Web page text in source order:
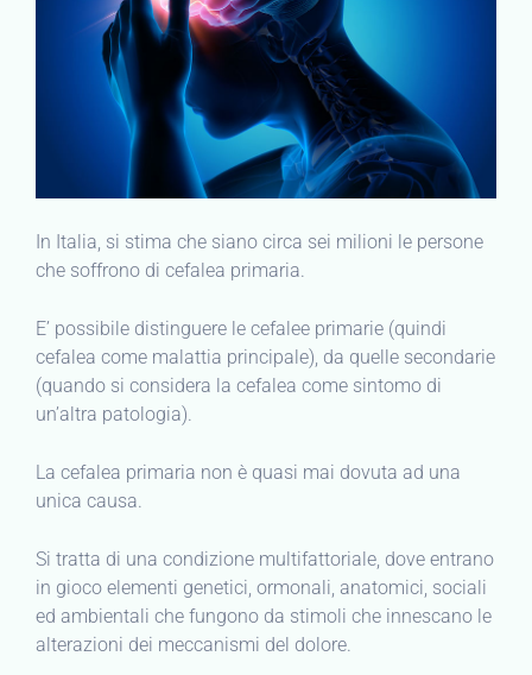
In Italia, si stima che siano circa sei milioni le persone
che soffrono di cefalea primaria.
E’ possibile distinguere le cefalee primarie (quindi
cefalea come malattia principale), da quelle secondarie
(quando si considera la cefalea come sintomo di
un’altra patologia).
La cefalea primaria non è quasi mai dovuta ad una
unica causa.
Si tratta di una condizione multifattoriale, dove entrano
in gioco elementi genetici, ormonali, anatomici, sociali
ed ambientali che fungono da stimoli che innescano le
alterazioni dei meccanismi del dolore.